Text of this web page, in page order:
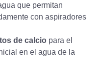
que permitan
con aspiradores
de calcio para el
en el agua de la